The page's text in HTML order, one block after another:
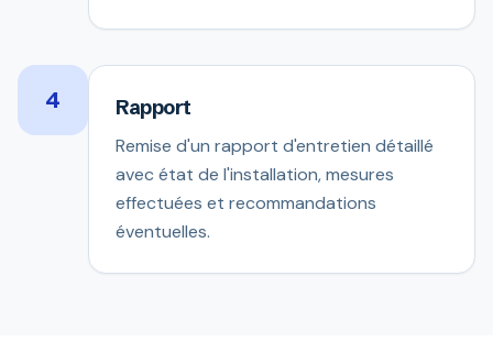
4 Rapport
Remise d'un rapport d'entretien détaillé
avec état de l'installation, mesures
effectuées et recommandations
éventuelles.